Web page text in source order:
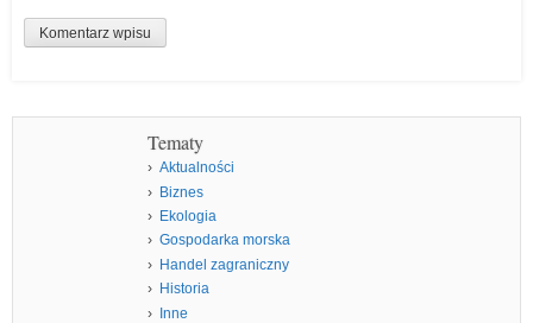
Tematy
Aktualności
Biznes
Ekologia
Gospodarka morska
Handel zagraniczny
Historia
Inne